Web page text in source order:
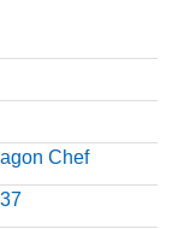
Chef